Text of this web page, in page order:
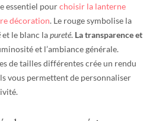
essentiel pourchoisir la lanterne
décoration. Le rouge symbolise la
et le blanc lapureté. La transparence et
et l’ambiance générale.
de tailles différentes crée un rendu
vous permettent de personnaliser